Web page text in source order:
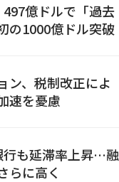
億ドルで「過去
の1000億ドル突破
ン、税制改正によ
速を憂慮
行も延滞率上昇…融
らに高く